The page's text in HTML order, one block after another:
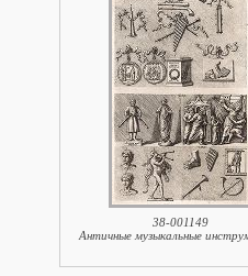
38-001149
Античные музыкальные